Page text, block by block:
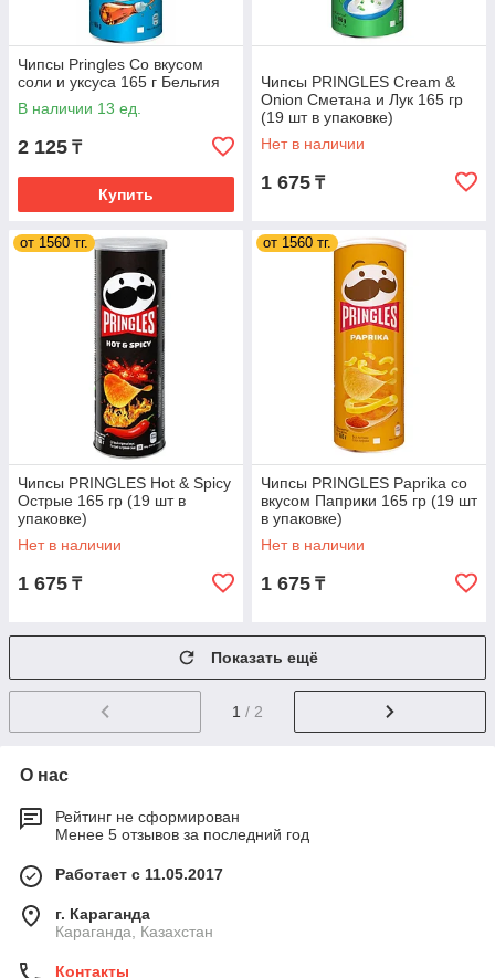
Чипсы Pringles Со вкусом
соли и уксуса 165 г Бельгия
В наличии 13 ед.
2 125 ₸
Купить
Чипсы PRINGLES Cream &
Onion Сметана и Лук 165 гр
(19 шт в упаковке)
ВЕЛИКОБРИТАНИЯ
Нет в наличии
1 675 ₸
от 1560 тг.
Чипсы PRINGLES Hot & Spicy
Острые 165 гр (19 шт в
упаковке)
ВЕЛИКОБРИТАНИЯ
Нет в наличии
1 675 ₸
от 1560 тг.
Чипсы PRINGLES Paprika со
вкусом Паприки 165 гр (19 шт
в упаковке)
ВЕЛИКОБРИТАНИЯ
Нет в наличии
1 675 ₸
Показать ещё
1 / 2
О нас
Рейтинг не сформирован
Менее 5 отзывов за последний год
Работает с 11.05.2017
г. Караганда
Караганда, Казахстан
Контакты